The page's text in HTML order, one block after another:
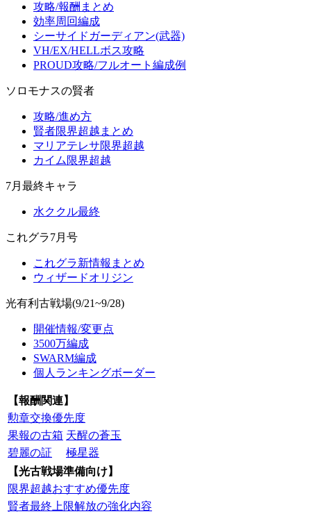
攻略/報酬まとめ
効率周回編成
シーサイドガーディアン(武器)
VH/EX/HELLボス攻略
PROUD攻略/フルオート編成例
ソロモナスの賢者
攻略/進め方
賢者限界超越まとめ
マリアテレサ限界超越
カイム限界超越
7月最終キャラ
水ククル最終
これグラ7月号
これグラ新情報まとめ
ウィザードオリジン
光有利古戦場(9/21~9/28)
開催情報/変更点
3500万編成
SWARM編成
個人ランキングボーダー
【報酬関連】
勲章交換優先度
果報の古箱 天醒の蒼玉
碧麗の証
極星器
【光古戦場準備向け】
限界超越おすすめ優先度
賢者最終上限解放の強化内容